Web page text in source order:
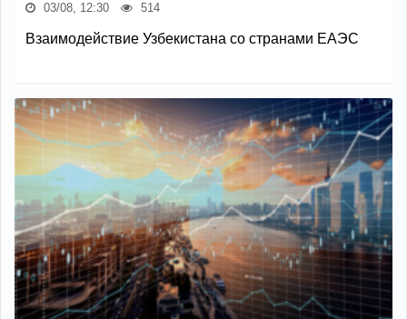
03/08, 12:30 514
Взаимодействие Узбекистана со странами ЕАЭС